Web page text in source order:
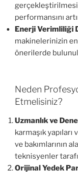
gerçekleştirilmesi,
performansını
Enerji Verimliliği
makinelerinizin
önerilerde
Neden
Etmelisiniz?
Uzmanlık ve
karmaşık
ve bakımlarının
teknisyenler
Orijinal Yedek